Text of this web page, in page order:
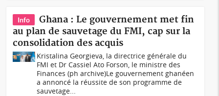
Info
Ghana : Le gouvernement met fin
au plan de sauvetage du FMI, cap sur la
consolidation des acquis
Kristalina Georgieva, la directrice générale du
FMI et Dr Cassiel Ato Forson, le ministre des
Finances (ph archive)Le gouvernement ghanéen
a annoncé la réussite de son programme de
sauvetage...